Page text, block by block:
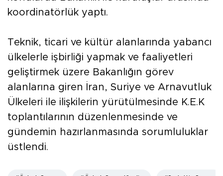
koordinatörlük yaptı.
Teknik, ticari ve kültür alanlarında yabancı
ülkelerle işbirliği yapmak ve faaliyetleri
geliştirmek üzere Bakanlığın görev
alanlarına giren İran, Suriye ve Arnavutluk
Ülkeleri ile ilişkilerin yürütülmesinde K.E.K
toplantılarının düzenlenmesinde ve
gündemin hazırlanmasında sorumluluklar
üstlendi.